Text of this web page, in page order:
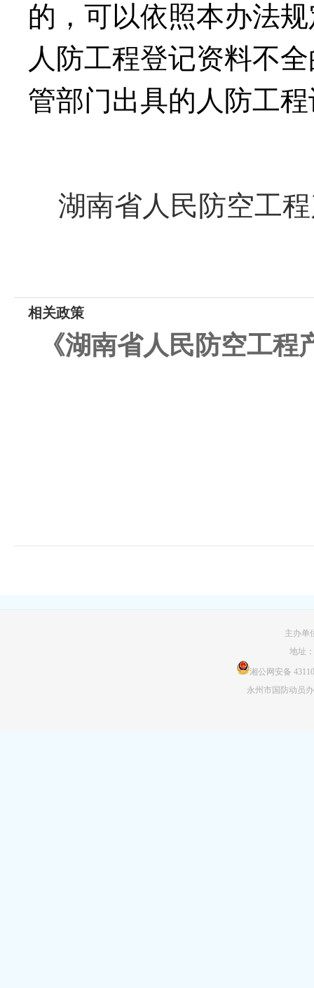
的，可以依照本办法
人防工程登记资料不
管部门出具的人防工
湖南省人民防空工
相关政策
《湖南省人民防空工
主办单
地址
湘公网安备
永州市国防动员